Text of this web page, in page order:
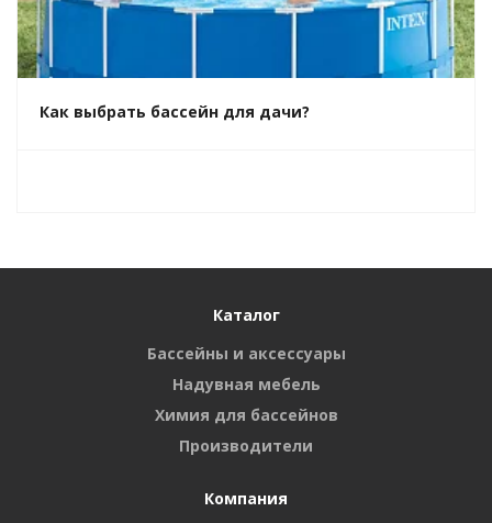
Как выбрать бассейн для дачи?
Каталог
Бассейны и аксессуары
Надувная мебель
Химия для бассейнов
Производители
Компания